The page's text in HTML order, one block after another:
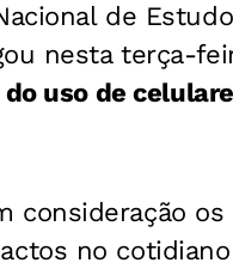
de
nesta terça-
uso de
consideração os
no